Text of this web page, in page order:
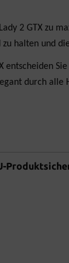
2 GTX zu
halten und
entscheiden
durch alle